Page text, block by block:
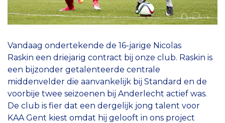
Vandaag ondertekende de 16-jarige Nicolas
Raskin een driejarig contract bij onze club. Raskin is
een bijzonder getalenteerde centrale
middenvelder die aanvankelijk bij Standard en de
voorbije twee seizoenen bij Anderlecht actief was.
De club is fier dat een dergelijk jong talent voor
KAA Gent kiest omdat hij gelooft in ons project